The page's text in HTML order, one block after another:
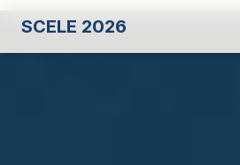
SCELE 2026